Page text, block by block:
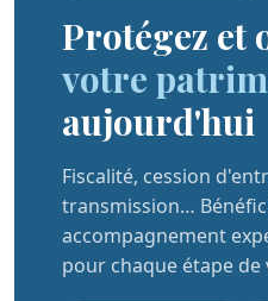
Protégez et
votre
aujourd'hui
Fiscalité, cession
transmission…
accompagnement
pour chaque étape